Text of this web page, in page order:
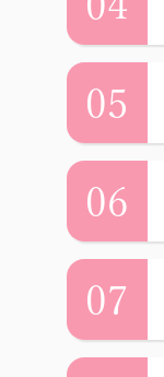
05
06
07